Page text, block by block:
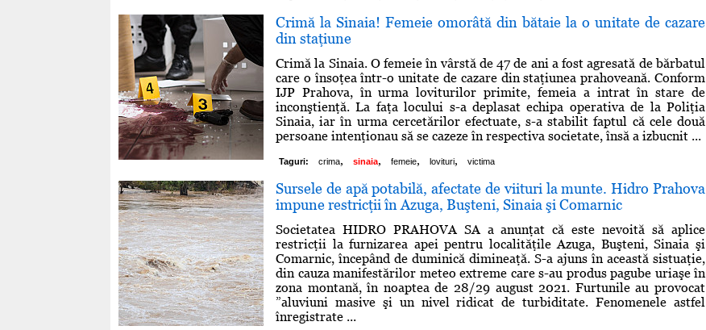
Crimă la Sinaia! Femeie omorâtă din bătaie la o unitate de cazare
din staţiune
Crimă la Sinaia. O femeie în vârstă de 47 de ani a fost agresată de bărbatul
care o însoţea într-o unitate de cazare din staţiunea prahoveană. Conform
IJP Prahova, în urma loviturilor primite, femeia a intrat în stare de
inconştienţă. La faţa locului s-a deplasat echipa operativa de la Poliţia
Sinaia, iar în urma cercetărilor efectuate, s-a stabilit faptul că cele două
persoane intenţionau să se cazeze în respectiva societate, însă a izbucnit ...
Taguri: crima, sinaia, femeie, lovituri, victima
Sursele de apă potabilă, afectate de viituri la munte. Hidro Prahova
impune restricţii în Azuga, Buşteni, Sinaia şi Comarnic
Societatea HIDRO PRAHOVA SA a anunţat că este nevoită să aplice
restricţii la furnizarea apei pentru localităţile Azuga, Buşteni, Sinaia şi
Comarnic, începând de duminică dimineaţă. S-a ajuns în această sistuaţie,
din cauza manifestărilor meteo extreme care s-au produs pagube uriaşe în
zona montană, în noaptea de 28/29 august 2021. Furtunile au provocat
”aluviuni masive şi un nivel ridicat de turbiditate. Fenomenele astfel
înregistrate ...